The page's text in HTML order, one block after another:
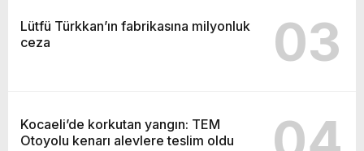
Lütfü Türkkan’ın fabrikasına milyonluk
ceza
03
Kocaeli’de korkutan yangın: TEM
Otoyolu kenarı alevlere teslim oldu